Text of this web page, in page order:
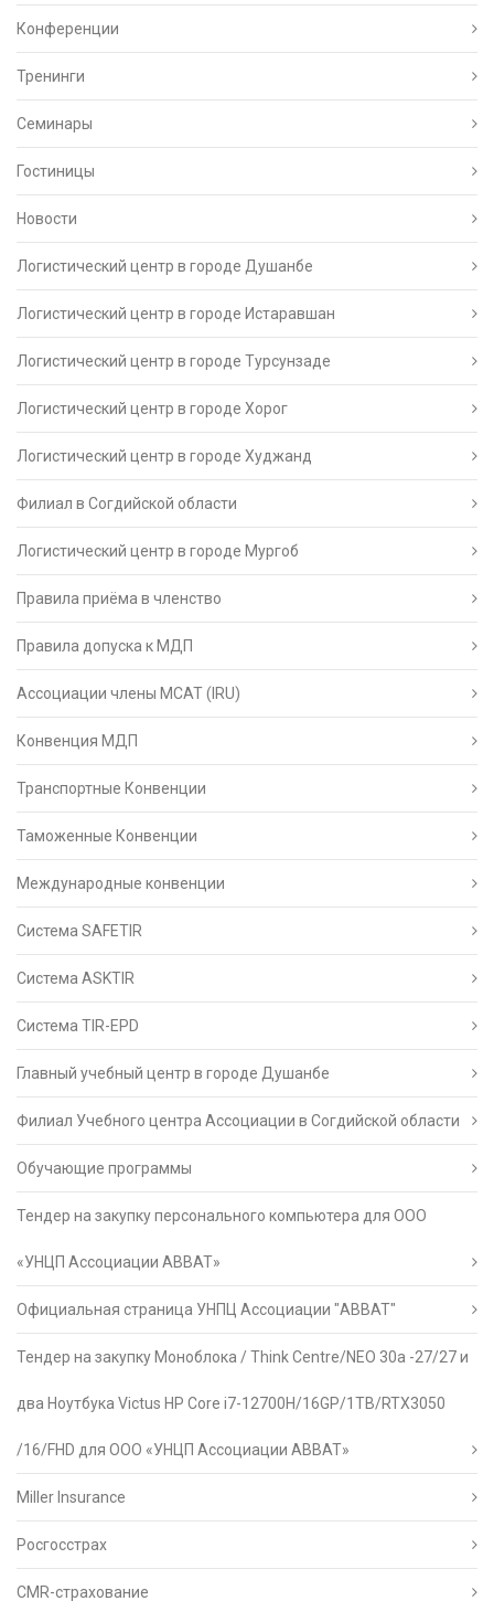
Конференции
Тренинги
Семинары
Гостиницы
Новости
Логистический центр в городе Душанбе
Логистический центр в городе Истаравшан
Логистический центр в городе Турсунзаде
Логистический центр в городе Хорог
Логистический центр в городе Худжанд
Филиал в Согдийской области
Логистический центр в городе Мургоб
Правила приёма в членство
Правила допуска к МДП
Ассоциации члены МСАТ (IRU)
Конвенция МДП
Транспортные Конвенции
Таможенные Конвенции
Международные конвенции
Система SAFETIR
Система ASKTIR
Система TIR-EPD
Главный учебный центр в городе Душанбе
Филиал Учебного центра Ассоциации в Согдийской области
Обучающие программы
Тендер на закупку персонального компьютера для ООО
«УНЦП Ассоциации АВВАТ»
Официальная страница УНПЦ Ассоциации "АВВАТ"
Тендер на закупку Моноблока / Think Centre/NEO 30a -27/27 и
два Ноутбука Victus HP Core i7-12700H/16GP/1TB/RTX3050
/16/FHD для ООО «УНЦП Ассоциации АВВАТ»
Miller Insurance
Росгосстрах
CMR-страхование